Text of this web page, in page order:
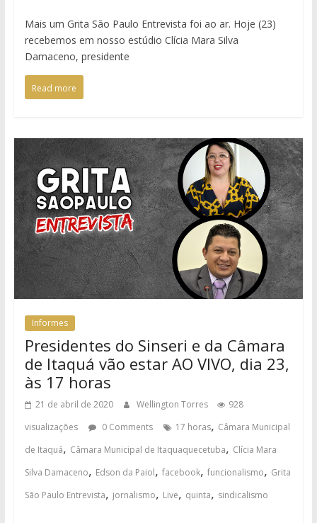
Mais um Grita São Paulo Entrevista foi ao ar. Hoje (23)
recebemos em nosso estúdio Clícia Mara Silva
Damaceno, presidente
Read more
Informes
Presidentes do Sinseri e da Câmara
de Itaquá vão estar AO VIVO, dia 23,
às 17 horas
21 de abril de 2020 Wellington Torres
928
visualizações
0 Comments 17 horas, Câmara Municipal
de Itaquá, Câmara Municipal de Itaquaquecetuba, Clícia Mara
Silva Damaceno, Edson da Paiol, facebook, funcionalismo, Grita
São Paulo Entrevista, jornalismo, Live, quinta, sindicalismo